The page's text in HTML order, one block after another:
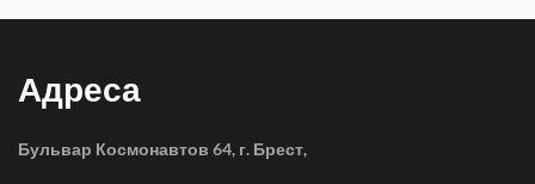
Адреса
Бульвар Космонавтов 64, г. Брест,